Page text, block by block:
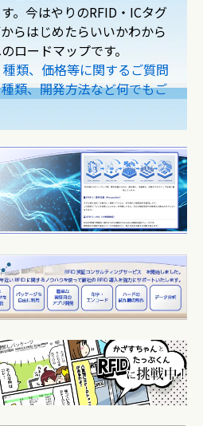
。今はやりのRFID・ICタグ
らはじめたらいいかわから
ロードマップです。
類、価格等に関するご質問
類、開発方法など何でもご